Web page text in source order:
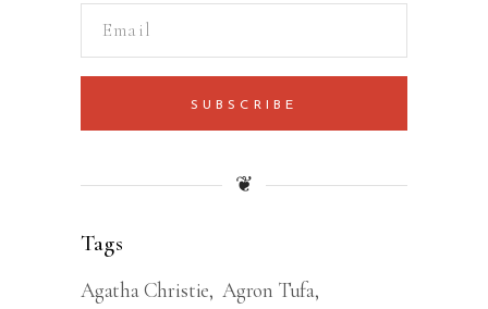
SUBSCRIBE
❦
Tags
Agatha Christie Agron Tufa